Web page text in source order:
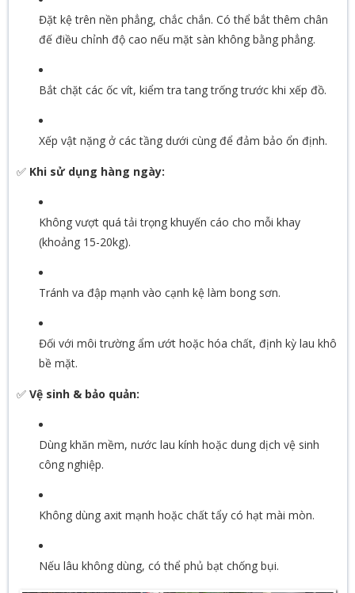
Đặt kệ trên nền phẳng, chắc chắn. Có thể bắt thêm chân
đế điều chỉnh độ cao nếu mặt sàn không bằng phẳng.
Bắt chặt các ốc vít, kiểm tra tang trống trước khi xếp đồ.
Xếp vật nặng ở các tầng dưới cùng để đảm bảo ổn định.
✅ Khi sử dụng hàng ngày:
Không vượt quá tải trọng khuyến cáo cho mỗi khay
(khoảng 15-20kg).
Tránh va đập mạnh vào cạnh kệ làm bong sơn.
Đối với môi trường ẩm ướt hoặc hóa chất, định kỳ lau khô
bề mặt.
✅ Vệ sinh & bảo quản:
Dùng khăn mềm, nước lau kính hoặc dung dịch vệ sinh
công nghiệp.
Không dùng axit mạnh hoặc chất tẩy có hạt mài mòn.
Nếu lâu không dùng, có thể phủ bạt chống bụi.